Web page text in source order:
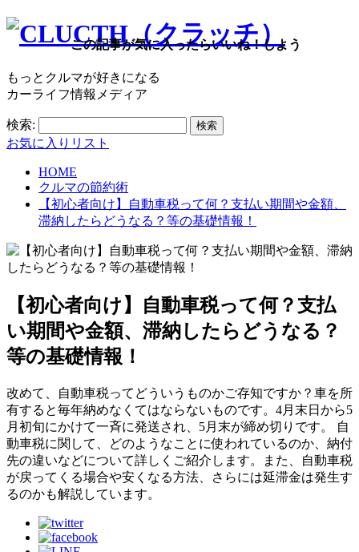
もっとクルマが好きになる
カーライフ情報メディア
検索:
お気に入りリスト
HOME
クルマの節約術
【初心者向け】自動車税って何？支払い期間や金額、
滞納したらどうなる？等の基礎情報！
【初心者向け】自動車税って何？支払
い期間や金額、滞納したらどうなる？
等の基礎情報！
改めて、自動車税ってどういうものかご存知ですか？車を所
有すると毎年納めなくてはならないものです。4月末日から5
月初旬にかけて一斉に発送され、5月末が締め切りです。 自
動車税に関して、どのようなことに使われているのか、納付
先の違いなどについて詳しくご紹介します。また、自動車税
が戻ってくる場合や安くなる方法、さらには延滞金は発生す
るのかも解説しています。
この記事が気に入ったらいいね！しよう